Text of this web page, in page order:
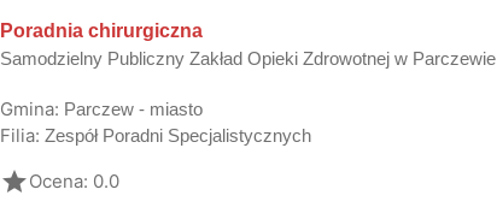
Poradnia chirurgiczna
Samodzielny Publiczny Zakład Opieki Zdrowotnej w Parczewie
Gmina: Parczew - miasto
Filia: Zespół Poradni Specjalistycznych
gradeOcena: 0.0